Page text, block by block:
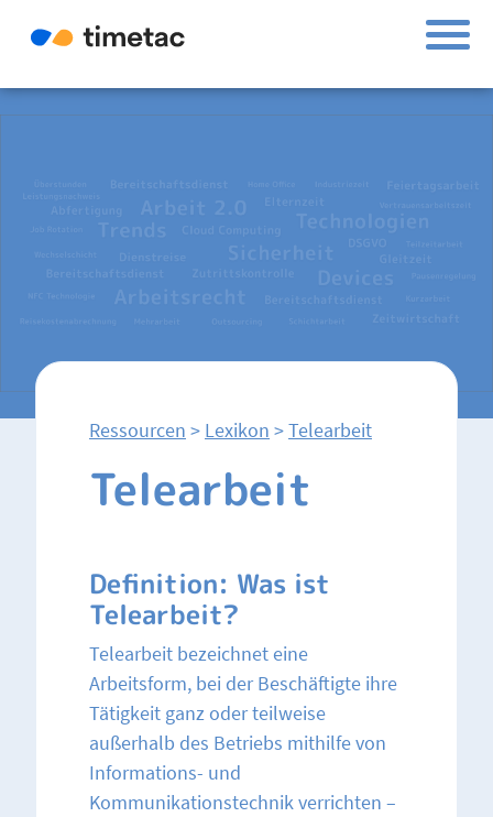
Ressourcen > Lexikon >Telearbeit
Telearbeit
Definition: Was ist
Telearbeit?
Telearbeit bezeichnet eine
Arbeitsform, bei der Beschäftigte ihre
Tätigkeit ganz oder teilweise
außerhalb des Betriebs mithilfe von
Informations- und
Kommunikationstechnik verrichten –